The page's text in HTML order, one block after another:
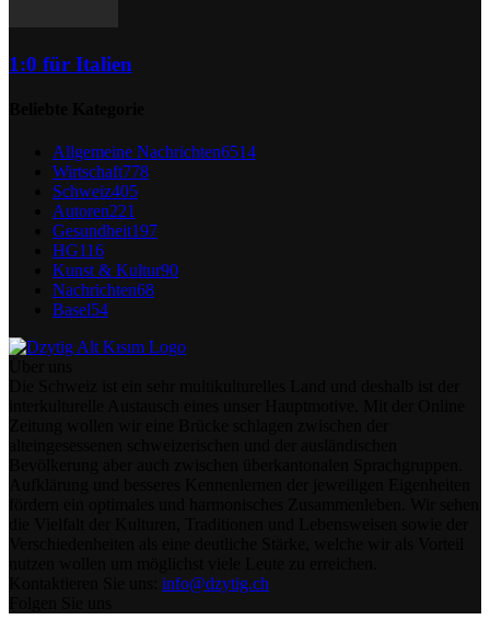
1:0 für Italien
Allgemeine Nachrichten6514
Wirtschaft778
Schweiz405
Autoren221
Gesundheit197
HG116
Kunst & Kultur90
Nachrichten68
Basel54
info@dzytig.ch